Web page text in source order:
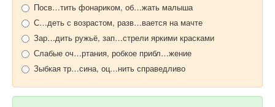
Посв…тить фонариком, об…жать малыша
С…деть с возрастом, разв…вается на мачте
Зар…дить ружьё, зап…стрели яркими красками
Слабые оч…ртания, робкое прибл…жение
Зыбкая тр…сина, оц…нить справедливо